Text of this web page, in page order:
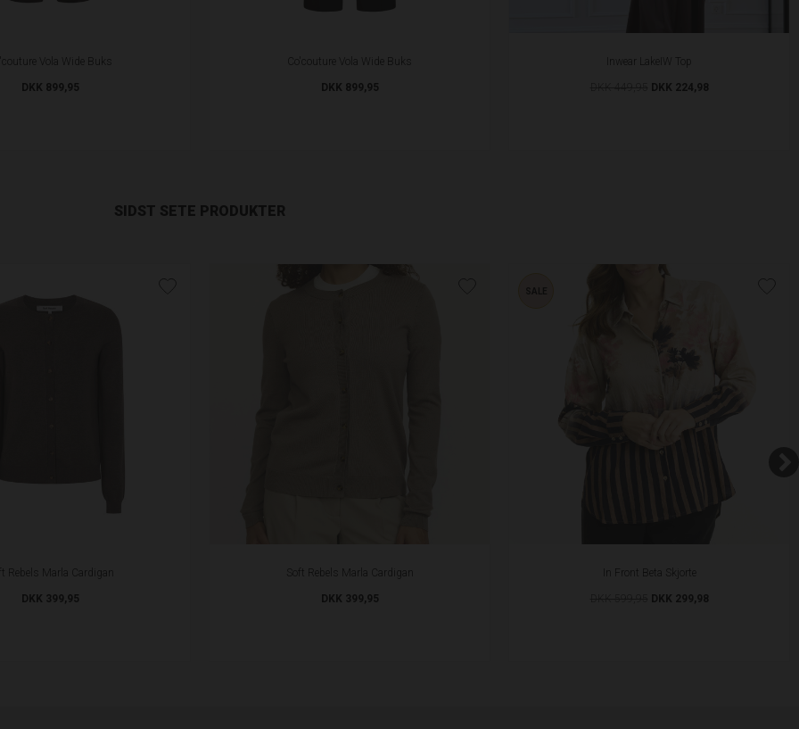
Vola Wide Buks
DKK 899,95
Co'couture Vola Wide Buks
DKK 899,95
Inwear LakeIW Top
DKK 224,98
SIDST SETE PRODUKTER
Rebels Marla Cardigan
DKK 399,95
Soft Rebels Marla Cardigan
DKK 399,95
In Front Beta Skjorte
DKK 299,98